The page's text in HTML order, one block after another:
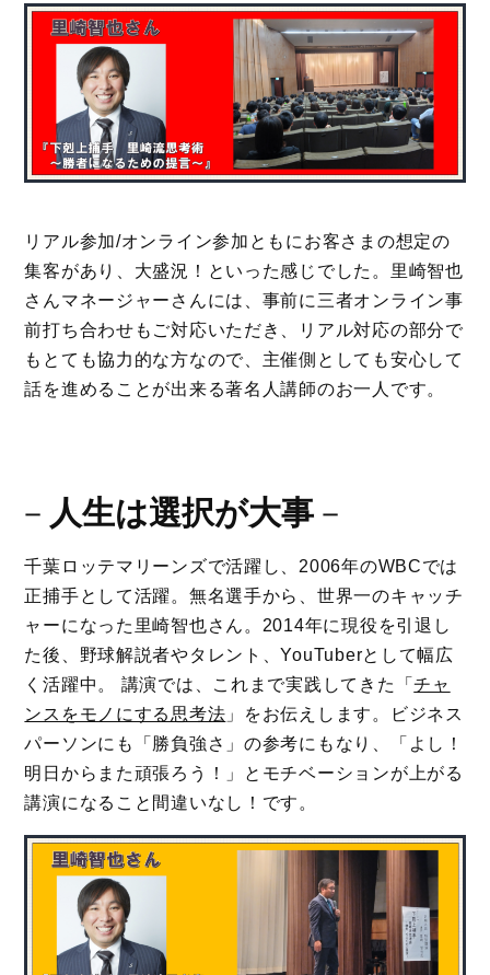
リアル参加/オンライン参加ともにお客さまの想定の
集客があり、大盛況！といった感じでした。里崎智也
さんマネージャーさんには、事前に三者オンライン事
前打ち合わせもご対応いただき、リアル対応の部分で
もとても協力的な方なので、主催側としても安心して
話を進めることが出来る著名人講師のお一人です。
－ 人生は選択が大事 －
千葉ロッテマリーンズで活躍し、2006年のWBCでは
正捕手として活躍。無名選手から、世界一のキャッチ
ャーになった里崎智也さん。2014年に現役を引退し
た後、野球解説者やタレント、YouTuberとして幅広
く活躍中。 講演では、これまで実践してきた「チャ
ンスをモノにする思考法 」をお伝えします。ビジネス
パーソンにも「勝負強さ」の参考にもなり、「よし！
明日からまた頑張ろう！」とモチベーションが上がる
講演になること間違いなし！です。